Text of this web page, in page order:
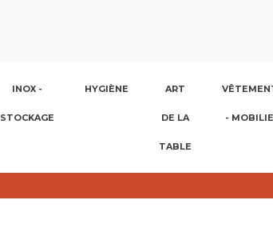
INOX -
STOCKAGE
HYGIÈNE ART
DE LA
TABLE
-